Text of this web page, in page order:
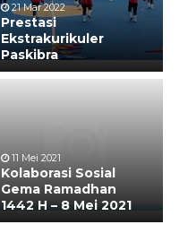
21 Mar 2022
Prestasi
Ekstrakurikuler
Paskibra
11 Mei 2021
Kolaborasi Sosial
Gema Ramadhan
1442 H – 8 Mei 2021